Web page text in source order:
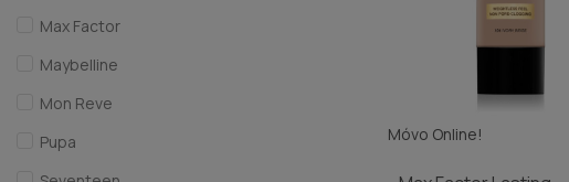
Max Factor
Maybelline
Mon Reve
Pupa
Μόνο Online!